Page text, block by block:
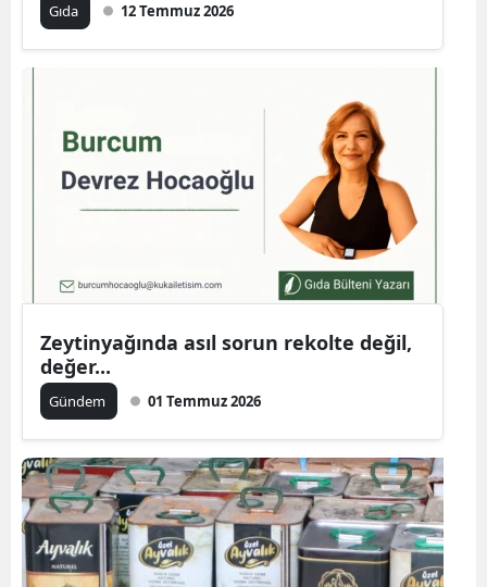
Gıda 12 Temmuz 2026
Zeytinyağında asıl sorun rekolte değil,
değer...
Gündem 01 Temmuz 2026